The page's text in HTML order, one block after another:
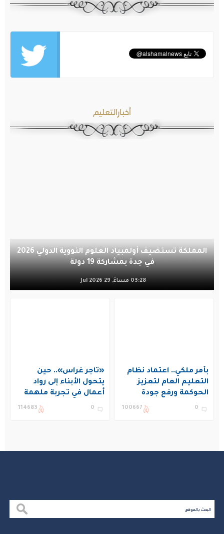
أخبارالتعليم
المملكة تستضيف أولمبياد العلوم النووية الدولي 2026
في جدة بمشاركة 19 دولة
03:28 مساءً, 29 Jul 2026
بأمر ملكي.. اعتماد نظام
التعليم العام لتعزيز
الحوكمة ورفع جودة
التعليم في المملكة
0
100667
«تاجر غراس».. حين
يتحول الأبناء إلى رواد
أعمال في تجربة ملهمة
بنادي غراس الصيفي
0
114683